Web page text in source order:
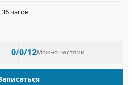
36 часов
0/0/12Можно частями